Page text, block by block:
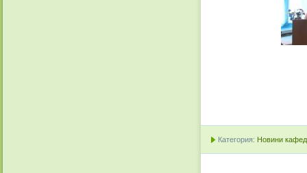
Категория: Новини